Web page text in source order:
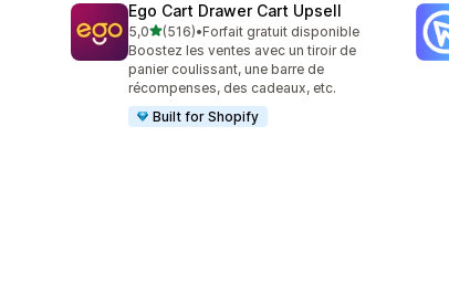
Ego Cart Drawer Cart Upsell
5,0étoile(s) sur 5
(516)
516 avis au total
•Forfait gratuit disponible
Boostez les ventes avec un tiroir de
panier coulissant, une barre de
récompenses, des cadeaux, etc.
Built for Shopify